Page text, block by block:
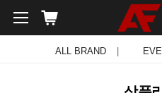
ALL BRAND